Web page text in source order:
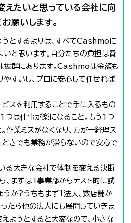
えたいと思っている会社に向
願いします。
うとするよりは、すべてCashmoに
いと思います。自分たちの負担は費
抜群にあります。Cashmoは金額も
やすいし、プロに安心して任せれば
スを利用することで手に入るもの
つは仕事が楽になること。もう1つ
作業ミスがなくなり、万が一経理ス
ときでも業務が滞らないので安心で
る大きな会社で体制を変える決断
、まずは1事業部からテスト的に試
うか?うちもまず1法人、数店舗か
ったら他の法人にも展開していきま
えようとすると大変なので、小さな